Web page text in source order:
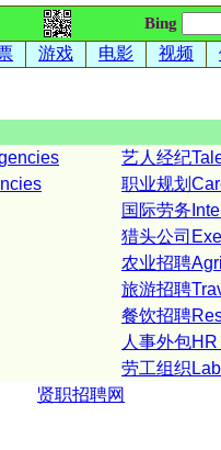
Bing
游戏 电影 视频
艺人经纪
职业规划
国际劳务
猎头公司
农业招聘
旅游招聘
餐饮招聘
人事外包
劳工组织
贤职招聘网